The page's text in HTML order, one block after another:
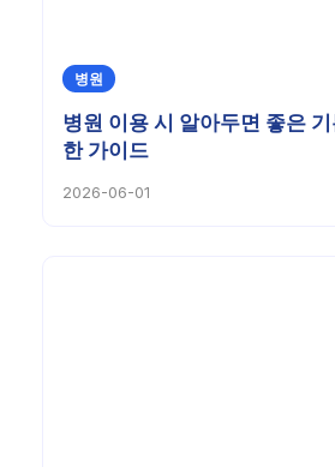
병원
병원 이용 시 알아두면 좋은
한 가이드
2026-06-01